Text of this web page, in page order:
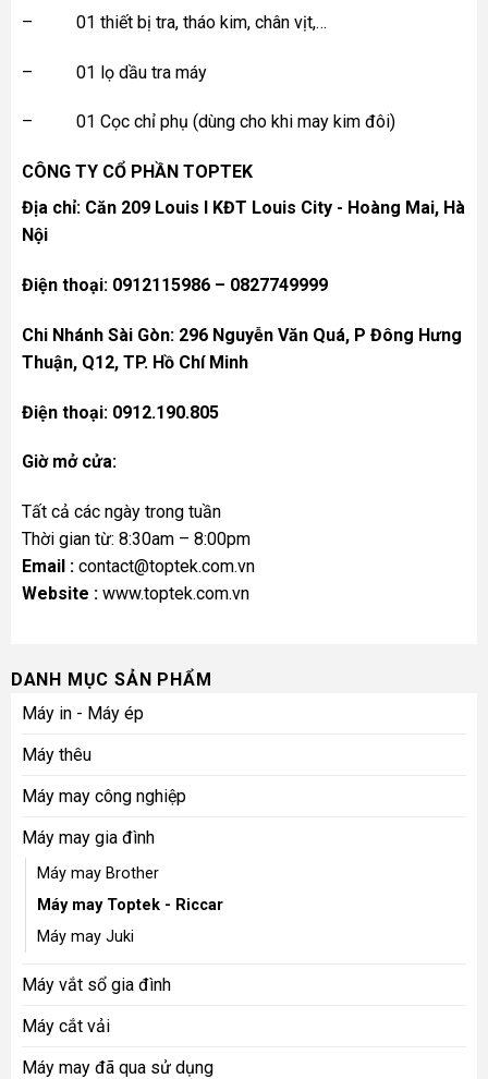
– 01 thiết bị tra, tháo kim, chân vịt,…
– 01 lọ dầu tra máy
– 01 Cọc chỉ phụ (dùng cho khi may kim đôi)
CÔNG TY CỔ PHẦN TOPTEK
Địa chỉ: Căn 209 Louis I KĐT Louis City - Hoàng Mai, Hà
Nội
Điện thoại: 0912115986 – 0827749999
Chi Nhánh Sài Gòn: 296 Nguyễn Văn Quá, P Đông Hưng
Thuận, Q12, TP. Hồ Chí Minh
Điện thoại: 0912.190.805
Giờ mở cửa:
Tất cả các ngày trong tuần
Thời gian từ: 8:30am – 8:00pm
Email : contact@toptek.com.vn
Website : www.toptek.com.vn
DANH MỤC SẢN PHẨM
Máy in - Máy ép
Máy thêu
Máy may công nghiệp
Máy may gia đình
Máy may Brother
Máy may Toptek - Riccar
Máy may Juki
Máy vắt sổ gia đình
Máy cắt vải
Máy may đã qua sử dụng